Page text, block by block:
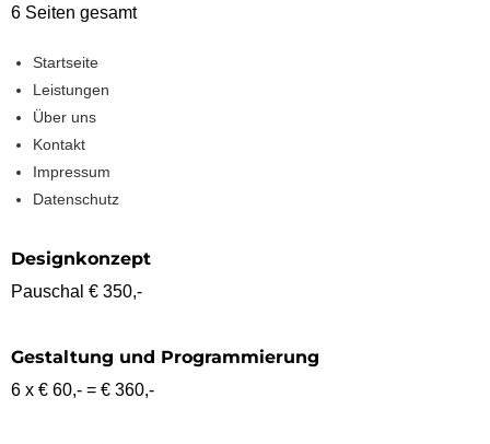
6 Seiten gesamt
Startseite
Leistungen
Über uns
Kontakt
Impressum
Datenschutz
Designkonzept
Pauschal € 350,-
Gestaltung und Programmierung
6 x € 60,- = € 360,-